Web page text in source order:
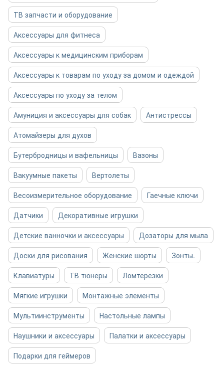
ТВ запчасти и оборудование
Аксессуары для фитнеса
Аксессуары к медицинским приборам
Аксессуары к товарам по уходу за домом и одеждой
Аксессуары по уходу за телом
Амуниция и аксессуары для собак
Антистрессы
Атомайзеры для духов
Бутербродницы и вафельницы
Вазоны
Вакуумные пакеты
Вертолеты
Весоизмерительное оборудование
Гаечные ключи
Датчики
Декоративные игрушки
Детские ванночки и аксессуары
Дозаторы для мыла
Доски для рисования
Женские шорты
Зонты.
Клавиатуры
ТВ тюнеры
Ломтерезки
Мягкие игрушки
Монтажные элементы
Мультиинструменты
Настольные лампы
Наушники и аксессуары
Палатки и аксессуары
Подарки для геймеров